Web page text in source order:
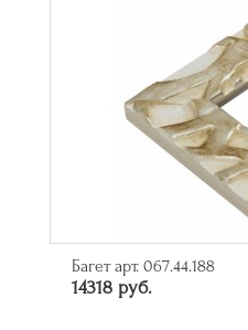
Багет арт. 067.44.188
14318 руб.